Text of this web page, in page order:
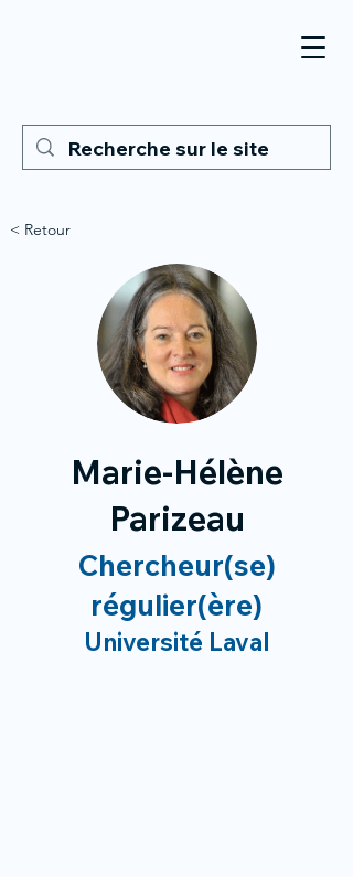
< Retour
Marie-Hélène
Parizeau
Chercheur(se)
régulier(ère)
Université Laval